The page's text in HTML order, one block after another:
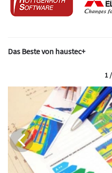
Das Beste von haustec+
1